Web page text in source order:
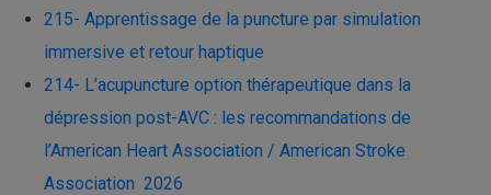
215- Apprentissage de la puncture par simulation
immersive et retour haptique
214- L’acupuncture option thérapeutique dans la
dépression post-AVC : les recommandations de
l’American Heart Association / American Stroke
Association 2026